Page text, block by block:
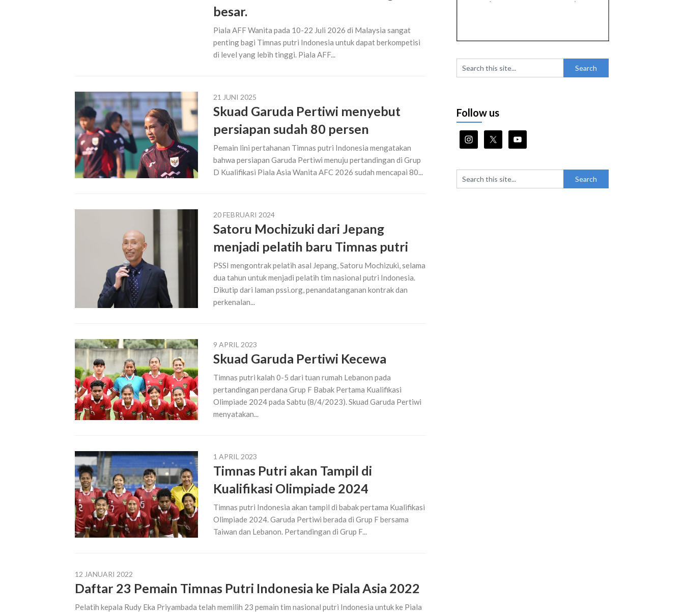
besar.
Piala AFF Wanita pada 10-22 Juli 2026 di Malaysia sangat
penting bagi Timnas putri Indonesia untuk dapat berkompetisi
di level yang lebih tinggi. Piala AFF...
21 JUNI 2025
Skuad Garuda Pertiwi menyebut
persiapan sudah 80 persen
Pemain lini pertahanan Timnas putri Indonesia mengatakan
bahwa persiapan Garuda Pertiwi menuju pertandingan di Grup
D Kualifikasi Piala Asia Wanita AFC 2026 sudah mencapai 80...
20 FEBRUARI 2024
Satoru Mochizuki dari Jepang
menjadi pelatih baru Timnas putri
PSSI mengontrak pelatih asal Jepang, Satoru Mochizuki, selama
dua tahun untuk menjadi pelatih tim nasional putri Indonesia.
Dikutip dari laman pssi.org, penandatanganan kontrak dan
perkenalan...
9 APRIL 2023
Skuad Garuda Pertiwi Kecewa
Timnas putri kalah 0-5 dari tuan rumah Lebanon pada
pertandingan perdana Grup F Babak Pertama Kualifikasi
Olimpiade 2024 pada Sabtu (8/4/2023). Skuad Garuda Pertiwi
menyatakan...
1 APRIL 2023
Timnas Putri akan Tampil di
Kualifikasi Olimpiade 2024
Timnas putri Indonesia akan tampil di babak pertama Kualifikasi
Olimpiade 2024. Garuda Pertiwi berada di Grup F bersama
Taiwan dan Lebanon. Pertandingan di Grup F...
12 JANUARI 2022
Daftar 23 Pemain Timnas Putri Indonesia ke Piala Asia 2022
Pelatih kepala Rudy Eka Priyambada telah memilih 23 pemain tim nasional putri Indonesia untuk ke Piala
Follow us